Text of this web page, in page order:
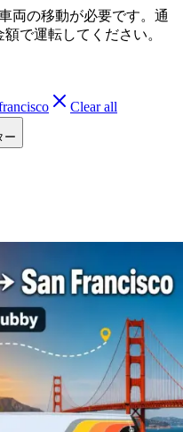
両の移動が必要です。通
で運転してください。
Clear all
ー